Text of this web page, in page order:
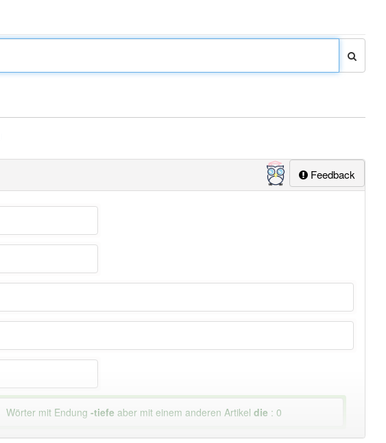
Feedback
Wörter mit Endung-tiefe aber mit einem anderen Artikeldie : 0